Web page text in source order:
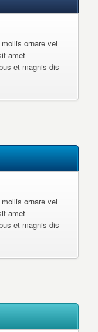
ornare vel
amet
et magnis dis
ornare vel
amet
et magnis dis